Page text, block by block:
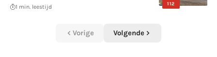
112
1 min. leestijd
Vorige Volgende